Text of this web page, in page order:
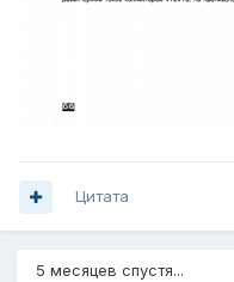
Цитата
5 месяцев спустя...